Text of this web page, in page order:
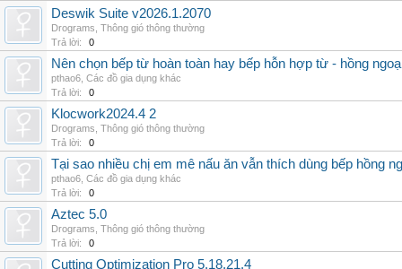
Deswik Suite v2026.1.2070
Drograms Thông gió thông thường
Trả lời:
0
Nên chọn bếp từ hoàn toàn hay bếp hỗn hợp từ - hồng
pthao6 Các đồ gia dụng khác
Trả lời:
0
Klocwork2024.4 2
Drograms Thông gió thông thường
Trả lời:
0
Tại sao nhiều chị em mê nấu ăn vẫn thích dùng bếp hồng
pthao6 Các đồ gia dụng khác
Trả lời:
0
Aztec 5.0
Drograms Thông gió thông thường
Trả lời:
0
Cutting Optimization Pro 5.18.21.4